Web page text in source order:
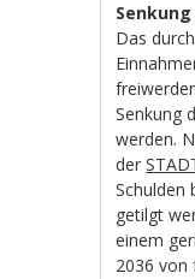
Das
Senkung
werden.
der
Schulden
getilgt
einem
2036 von